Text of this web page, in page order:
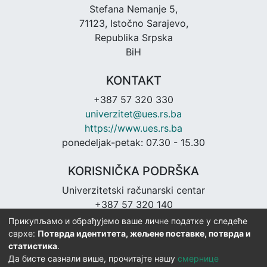
Stefana Nemanje 5,
71123, Istočno Sarajevo,
Republika Srpska
BiH
KONTAKT
+387 57 320 330
univerzitet@ues.rs.ba
https://www.ues.rs.ba
ponedeljak-petak: 07.30 - 15.30
KORISNIČKA PODRŠKA
Univerzitetski računarski centar
+387 57 320 140
urc@ues.rs.ba
https://urc.ues.rs.ba
Прикупљамо и обрађујемо ваше личне податке у следеће
сврхе: Потврда идентитета, жељене поставке, потврда и
статистика.
Да бисте сазнали више, прочитајте нашу смернице